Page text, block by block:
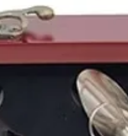
XIII
sepultura en su reino,
Loquillo y los
resto deEspaña el
como laMovida
los primeros años de
La canción de aquel